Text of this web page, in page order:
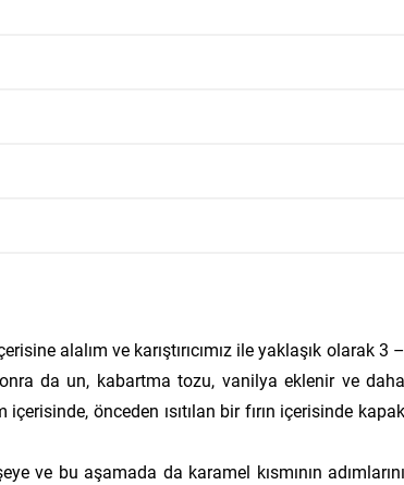
alalım ve karıştırıcımız ile yaklaşık olarak 3 –
da un, kabartma tozu, vanilya eklenir ve daha
önceden ısıtılan bir fırın içerisinde kapak
ve bu aşamada da karamel kısmının adımlarını